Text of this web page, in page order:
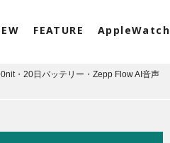
FEATURE AppleWatch
・20日バッテリー・Zepp Flow AI音声